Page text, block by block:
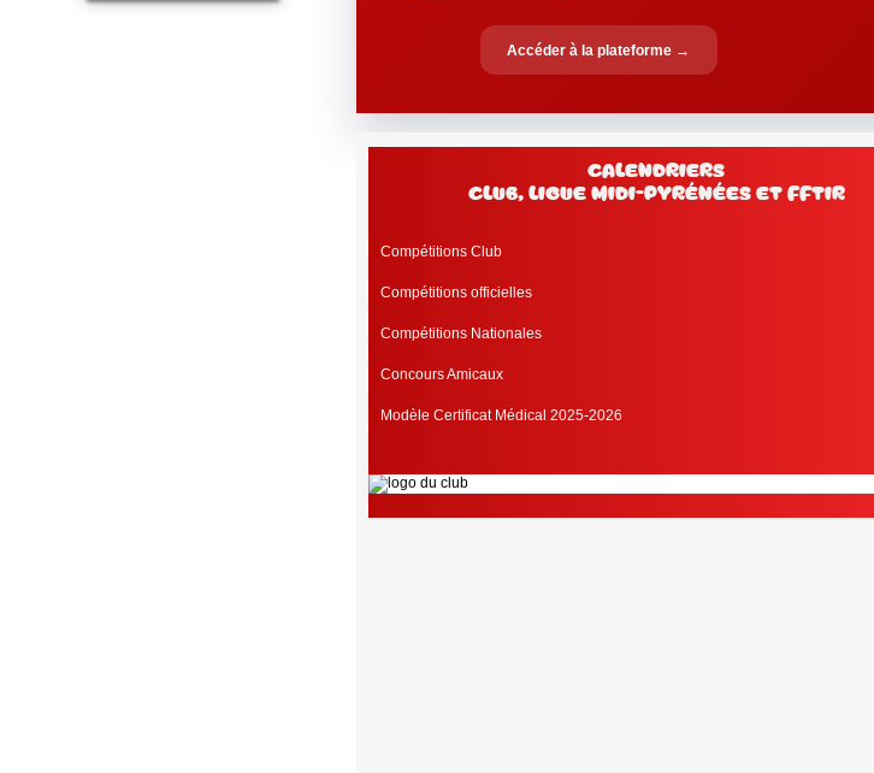
Accéder à la plateforme →
Calendriers
club, Ligue Midi-Pyrénées et FFtir
Compétitions Club
Compétitions officielles
Compétitions Nationales
Concours Amicaux
Modèle Certificat Médical 2025-2026